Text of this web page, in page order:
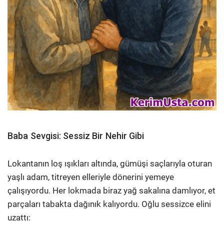
Baba Sevgisi: Sessiz Bir Nehir Gibi
Lokantanın loş ışıkları altında, gümüşi saçlarıyla oturan
yaşlı adam, titreyen elleriyle dönerini yemeye
çalışıyordu. Her lokmada biraz yağ sakalına damlıyor, et
parçaları tabakta dağınık kalıyordu. Oğlu sessizce elini
uzattı: